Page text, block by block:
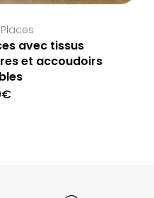
avec tissus
et accoudoirs
€